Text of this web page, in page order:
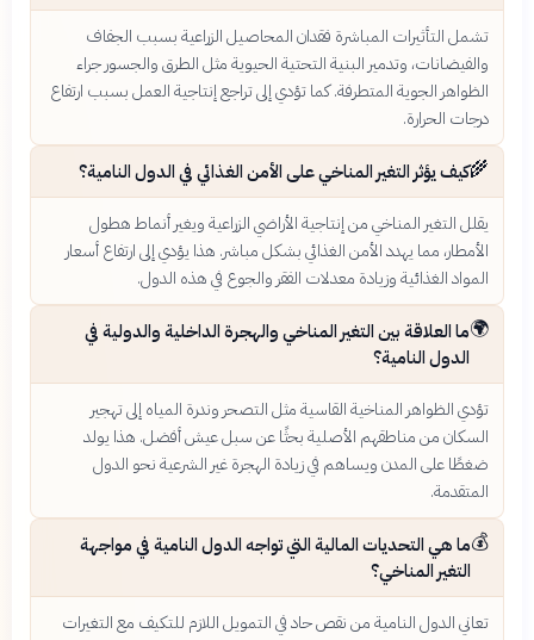
تشمل التأثيرات المباشرة فقدان المحاصيل الزراعية بسبب الجفاف
والفيضانات، وتدمير البنية التحتية الحيوية مثل الطرق والجسور جراء
الظواهر الجوية المتطرفة. كما تؤدي إلى تراجع إنتاجية العمل بسبب ارتفاع
درجات الحرارة.
🌾كيف يؤثر التغير المناخي على الأمن الغذائي في الدول النامية؟
يقلل التغير المناخي من إنتاجية الأراضي الزراعية ويغير أنماط هطول
الأمطار، مما يهدد الأمن الغذائي بشكل مباشر. هذا يؤدي إلى ارتفاع أسعار
المواد الغذائية وزيادة معدلات الفقر والجوع في هذه الدول.
🌍ما العلاقة بين التغير المناخي والهجرة الداخلية والدولية في
الدول النامية؟
تؤدي الظواهر المناخية القاسية مثل التصحر وندرة المياه إلى تهجير
السكان من مناطقهم الأصلية بحثًا عن سبل عيش أفضل. هذا يولد
ضغطًا على المدن ويساهم في زيادة الهجرة غير الشرعية نحو الدول
المتقدمة.
💰ما هي التحديات المالية التي تواجه الدول النامية في مواجهة
التغير المناخي؟
تعاني الدول النامية من نقص حاد في التمويل اللازم للتكيف مع التغيرات